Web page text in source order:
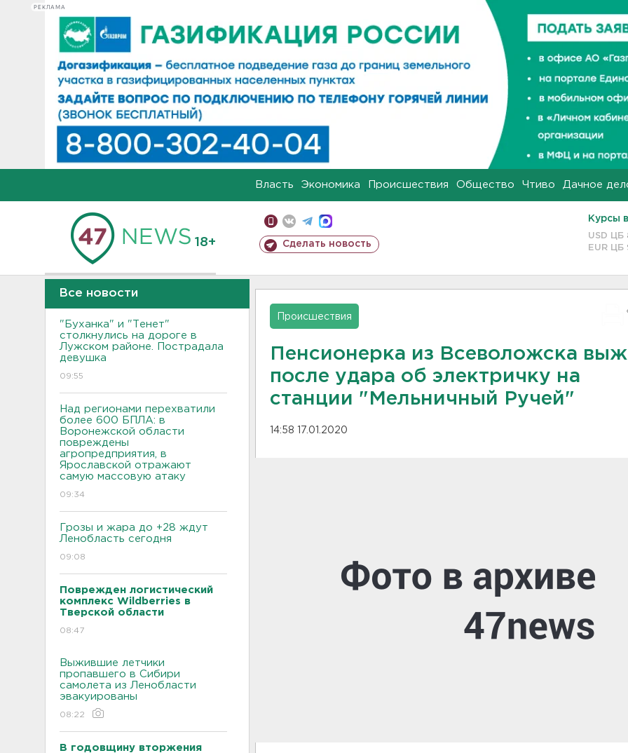
РЕКЛАМА
Власть Экономика Происшествия Общество Чтиво Дачное
18+ Сделать новость
Курсы
USD ЦБ
EUR ЦБ
Все новости
"Буханка" и "Тенет"
столкнулись на дороге в
Лужском районе. Пострадала
девушка
09:55
Над регионами перехватили
более 600 БПЛА: в
Воронежской области
повреждены
агропредприятия, в
Ярославской отражают
самую массовую атаку
09:34
Грозы и жара до +28 ждут
Ленобласть сегодня
09:08
Поврежден логистический
комплекс Wildberries в
Тверской области
08:47
Выжившие летчики
пропавшего в Сибири
самолета из Ленобласти
эвакуированы
08:22
В годовщину вторжения
Происшествия
Пенсионерка из Всеволожска
после удара об электричку на
станции "Мельничный Ручей"
14:58 17.01.2020